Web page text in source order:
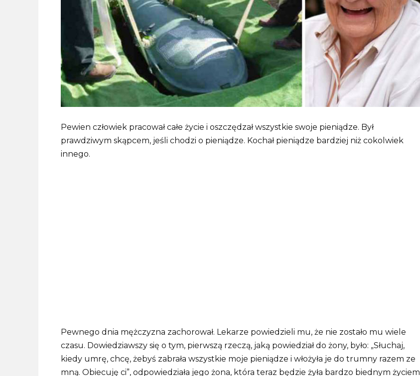
Pewien człowiek pracował całe życie i oszczędzał wszystkie swoje pieniądze. Był
prawdziwym skąpcem, jeśli chodzi o pieniądze. Kochał pieniądze bardziej niż cokolwiek
innego.
Pewnego dnia mężczyzna zachorował. Lekarze powiedzieli mu, że nie zostało mu wiele
czasu. Dowiedziawszy się o tym, pierwszą rzeczą, jaką powiedział do żony, było: „Słuchaj,
kiedy umrę, chcę, żebyś zabrała wszystkie moje pieniądze i włożyła je do trumny razem ze
mną. Obiecuję ci”, odpowiedziała jego żona, która teraz będzie żyła bardzo biednym życiem